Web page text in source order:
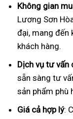
Không gian
Lương Sơn
đại, mang đến
khách hàng.
Dịch vụ tư vấn
sẵn sàng tư
sản phẩm phù
Giá cả hợp lý: